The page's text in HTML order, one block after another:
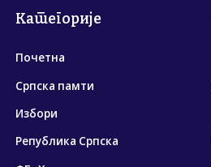
Категорије
Почетна
Српска памти
Избори
Република Српска